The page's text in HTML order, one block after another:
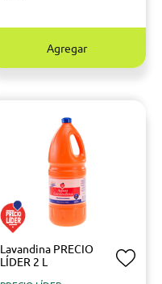
Agregar
Lavandina PRECIO
LÍDER 2 L